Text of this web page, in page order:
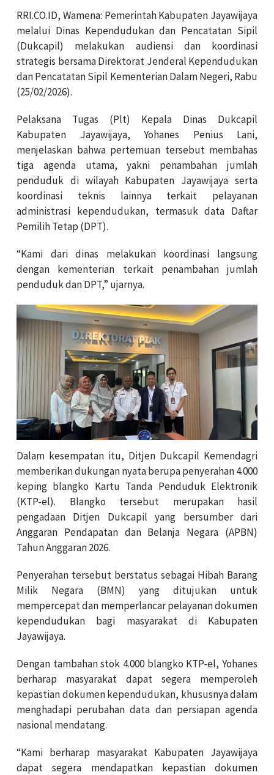
RRI.CO.ID, Wamena: Pemerintah Kabupaten Jayawijaya
melalui Dinas Kependudukan dan Pencatatan Sipil
(Dukcapil) melakukan audiensi dan koordinasi
strategis bersama Direktorat Jenderal Kependudukan
dan Pencatatan Sipil Kementerian Dalam Negeri, Rabu
(25/02/2026).
Pelaksana Tugas (Plt) Kepala Dinas Dukcapil
Kabupaten Jayawijaya, Yohanes Penius Lani,
menjelaskan bahwa pertemuan tersebut membahas
tiga agenda utama, yakni penambahan jumlah
penduduk di wilayah Kabupaten Jayawijaya serta
koordinasi teknis lainnya terkait pelayanan
administrasi kependudukan, termasuk data Daftar
Pemilih Tetap (DPT).
“Kami dari dinas melakukan koordinasi langsung
dengan kementerian terkait penambahan jumlah
penduduk dan DPT,” ujarnya.
Dalam kesempatan itu, Ditjen Dukcapil Kemendagri
memberikan dukungan nyata berupa penyerahan 4.000
keping blangko Kartu Tanda Penduduk Elektronik
(KTP-el). Blangko tersebut merupakan hasil
pengadaan Ditjen Dukcapil yang bersumber dari
Anggaran Pendapatan dan Belanja Negara (APBN)
Tahun Anggaran 2026.
Penyerahan tersebut berstatus sebagai Hibah Barang
Milik Negara (BMN) yang ditujukan untuk
mempercepat dan memperlancar pelayanan dokumen
kependudukan bagi masyarakat di Kabupaten
Jayawijaya.
Dengan tambahan stok 4.000 blangko KTP-el, Yohanes
berharap masyarakat dapat segera memperoleh
kepastian dokumen kependudukan, khususnya dalam
menghadapi perubahan data dan persiapan agenda
nasional mendatang.
“Kami berharap masyarakat Kabupaten Jayawijaya
dapat segera mendapatkan kepastian dokumen